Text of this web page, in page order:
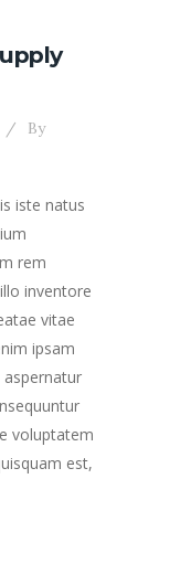
By
iste natus
rem
inventore
vitae
ipsam
voluptatem
est,